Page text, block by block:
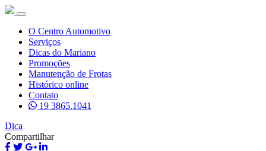
O Centro Automotivo
Serviços
Dicas do Mariano
Promoções
Manutenção de Frotas
Histórico online
Contato
19 3865.1041
Dica
Compartilhar